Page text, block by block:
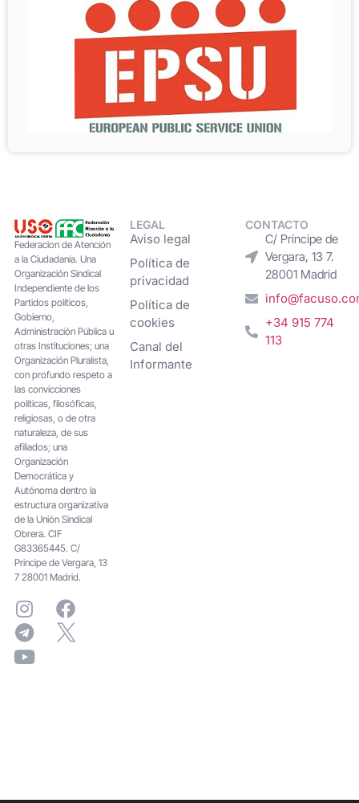
Federacion de Atención
a la Ciudadanía. Una
Organización Sindical
Independiente de los
Partidos políticos,
Gobierno,
Administración Pública u
otras Instituciones; una
Organización Pluralista,
con profundo respeto a
las convicciones
políticas, filosóficas,
religiosas, o de otra
naturaleza, de sus
afiliados; una
Organización
Democrática y
Autónoma dentro la
estructura organizativa
de la Unión Sindical
Obrera. CIF
G83365445. C/
Principe de Vergara, 13
7 28001 Madrid.
LEGAL
Aviso legal
Política de
privacidad
Política de
cookies
Canal del
Informante
CONTACTO
C/ Príncipe de
Vergara, 13 7.
28001 Madrid
+34 915 774
113